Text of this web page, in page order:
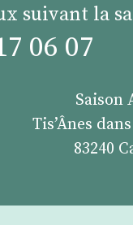
suivant la
06 07
Saison
Tis’Ânes
83240